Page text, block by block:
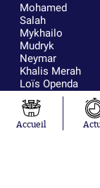
Mohamed
Salah
Mykhailo
Mudryk
Neymar
Khalis Merah
Loïs Openda
Moussa
Niakhaté
Nicolás
Tagliafico
Accueil